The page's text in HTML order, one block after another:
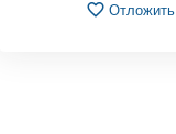
Отложить